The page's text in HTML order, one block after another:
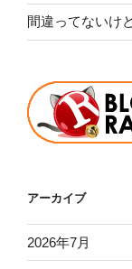
間違ってないけ
アーカイブ
2026年7月